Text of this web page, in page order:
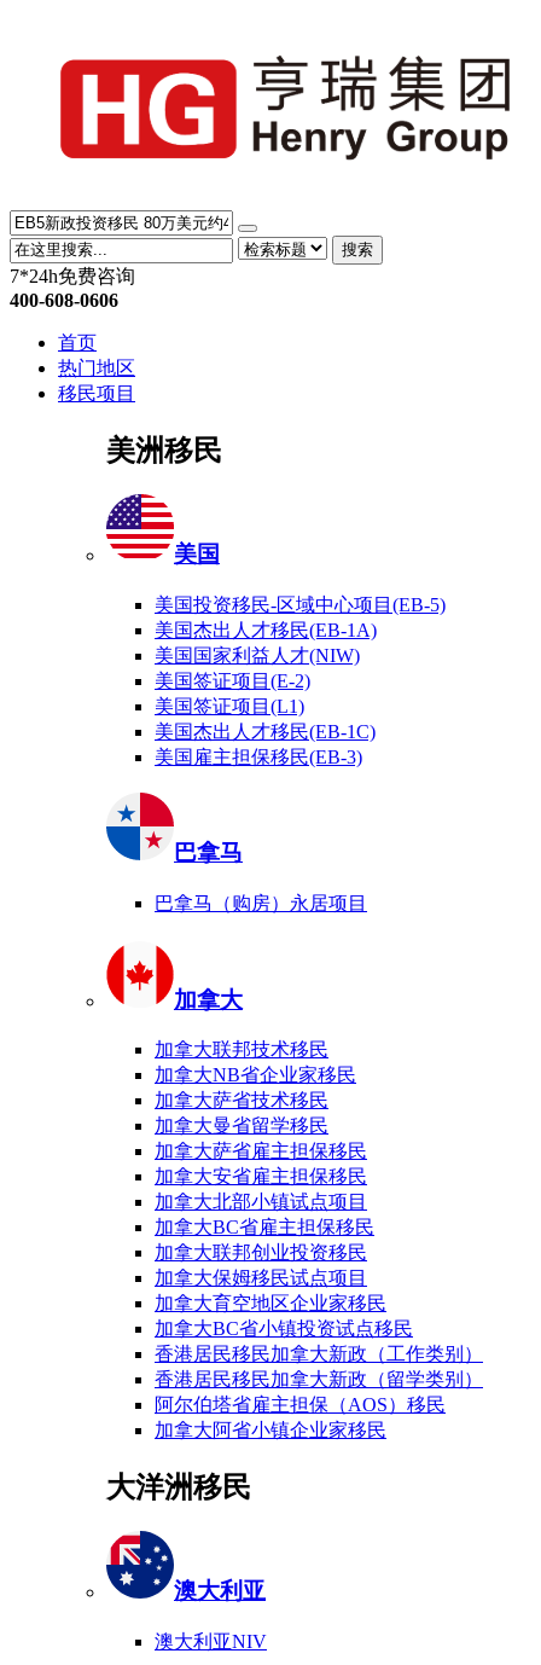
搜索
7*24h免费咨询
400-608-0606
首页
热门地区
移民项目
美洲移民
美国
美国投资移民-区域中心项目(EB-5)
美国杰出人才移民(EB-1A)
美国国家利益人才(NIW)
美国签证项目(E-2)
美国签证项目(L1)
美国杰出人才移民(EB-1C)
美国雇主担保移民(EB-3)
巴拿马
巴拿马（购房）永居项目
加拿大
加拿大联邦技术移民
加拿大NB省企业家移民
加拿大萨省技术移民
加拿大曼省留学移民
加拿大萨省雇主担保移民
加拿大安省雇主担保移民
加拿大北部小镇试点项目
加拿大BC省雇主担保移民
加拿大联邦创业投资移民
加拿大保姆移民试点项目
加拿大育空地区企业家移民
加拿大BC省小镇投资试点移民
香港居民移民加拿大新政（工作类别）
香港居民移民加拿大新政（留学类别）
阿尔伯塔省雇主担保（AOS）移民
加拿大阿省小镇企业家移民
大洋洲移民
澳大利亚
澳大利亚NIV